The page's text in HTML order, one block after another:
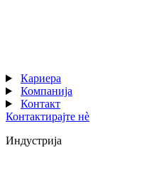
Кариера
Компанија
Контакт
Контактирајте нè
Индустрија